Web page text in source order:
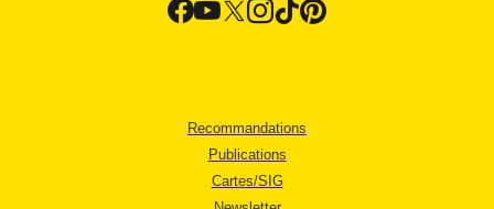
Recommandations
Publications
Cartes/SIG